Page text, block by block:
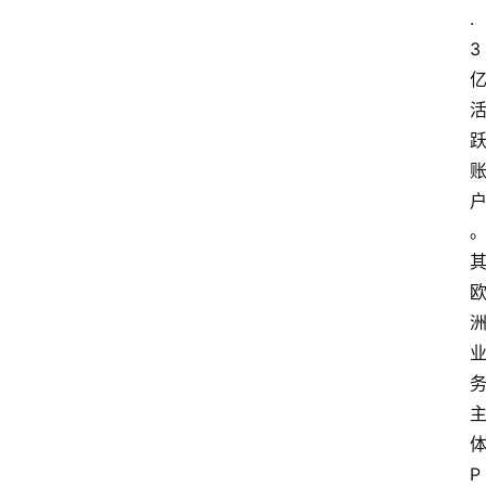
.
3
亿
活
跃
账
户
。
其
欧
洲
业
务
主
体
P